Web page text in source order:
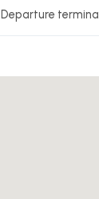
Departure terminal